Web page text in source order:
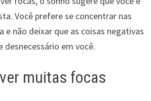
Você prefere se concentrar nas
e não deixar que as coisas negativas
desnecessário em você.
muitas focas